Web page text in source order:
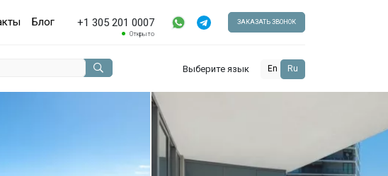
Блог +1 305 201 0007
Открыто
ЗАКАЗАТЬ ЗВОНОК
Выберите язык En Ru